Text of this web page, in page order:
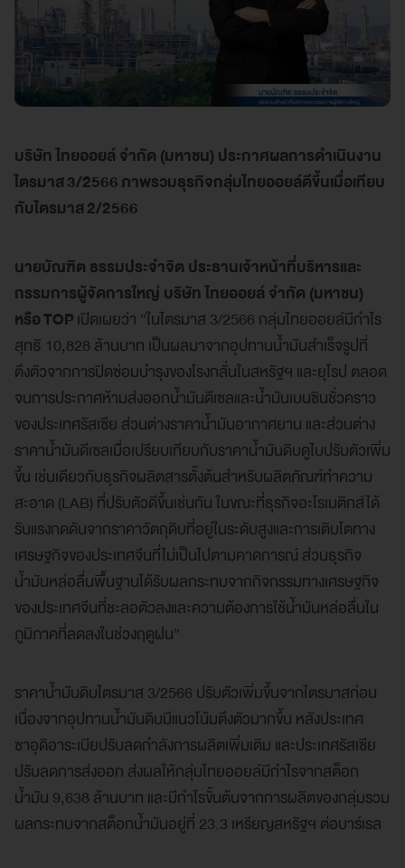
บริษัท ไทยออยล์ จำกัด (มหาชน) ประกาศผลการดำเนินงาน
ไตรมาส3/2566ภาพรวมธุรกิจกลุ่มไทยออยล์ดีขึ้นเมื่อเทียบ
กับไตรมาส2/2566
นายบัณฑิต ธรรมประจำจิต ประธานเจ้าหน้าที่บริหารและ
กรรมการผู้จัดการใหญ่ บริษัท ไทยออยล์ จำกัด (มหาชน)
หรือTOPเปิดเผยว่า “ในไตรมาส 3/2566 กลุ่มไทยออยล์มีกำไร
สุทธิ 10,828 ล้านบาท เป็นผลมาจากอุปทานน้ำมันสำเร็จรูปที่
ตึงตัวจากการปิดซ่อมบำรุงของโรงกลั่นในสหรัฐฯ และยุโรป ตลอด
จนการประกาศห้ามส่งออกน้ำมันดีเซลและน้ำมันเบนซินชั่วคราว
ของประเทศรัสเซีย ส่วนต่างราคาน้ำมันอากาศยาน และส่วนต่าง
ราคาน้ำมันดีเซลเมื่อเปรียบเทียบกับราคาน้ำมันดิบดูไบปรับตัวเพิ่ม
ขึ้น เช่นเดียวกับธุรกิจผลิตสารตั้งต้นสำหรับผลิตภัณฑ์ทำความ
สะอาด (LAB) ที่ปรับตัวดีขึ้นเช่นกัน ในขณะที่ธุรกิจอะโรเมติกส์ได้
รับแรงกดดันจากราคาวัตถุดิบที่อยู่ในระดับสูงและการเติบโตทาง
เศรษฐกิจของประเทศจีนที่ไม่เป็นไปตามคาดการณ์ ส่วนธุรกิจ
น้ำมันหล่อลื่นพื้นฐานได้รับผลกระทบจากกิจกรรมทางเศรษฐกิจ
ของประเทศจีนที่ชะลอตัวลงและความต้องการใช้น้ำมันหล่อลื่นใน
ภูมิภาคที่ลดลงในช่วงฤดูฝน”
ราคาน้ำมันดิบไตรมาส 3/2566 ปรับตัวเพิ่มขึ้นจากไตรมาสก่อน
เนื่องจากอุปทานน้ำมันดิบมีแนวโน้มตึงตัวมากขึ้น หลังประเทศ
ซาอุดิอาระเบียปรับลดกำลังการผลิตเพิ่มเติม และประเทศรัสเซีย
ปรับลดการส่งออก ส่งผลให้กลุ่มไทยออยล์มีกำไรจากสต็อก
น้ำมัน 9,638 ล้านบาท และมีกำไรขั้นต้นจากการผลิตของกลุ่มรวม
ผลกระทบจากสต็อกน้ำมันอยู่ที่ 23.3 เหรียญสหรัฐฯ ต่อบาร์เรล